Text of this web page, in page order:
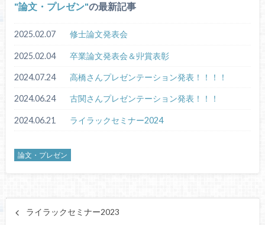
論文・プレゼン の最新記事
2025.02.07 修士論文発表会
2025.02.04 卒業論文発表会＆丱賞表彰
2024.07.24 高橋さんプレゼンテーション発表！！！！
2024.06.24 古関さんプレゼンテーション発表！！！
2024.06.21 ライラックセミナー2024
論文・プレゼン
ライラックセミナー2023